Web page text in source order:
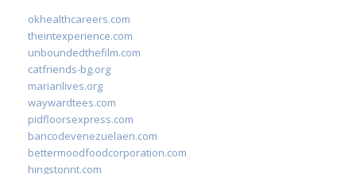
okhealthcareers.com
theintexperience.com
unboundedthefilm.com
catfriends-bg.org
marianlives.org
waywardtees.com
pidfloorsexpress.com
bancodevenezuelaen.com
bettermoodfoodcorporation.com
hingstonnt.com